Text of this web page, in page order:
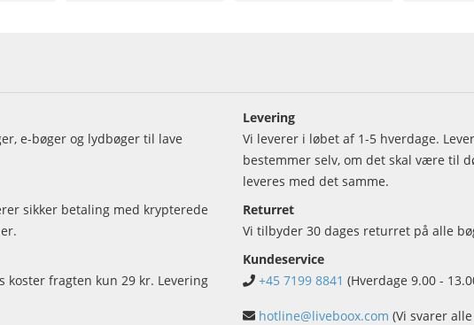
e-bøger og lydbøger til lave
sikker betaling med krypterede
koster fragten kun 29 kr. Levering
Levering
Vi leverer i løbet af 1-5 hverdage.
bestemmer selv, om det skal være til
leveres med det samme.
Returret
Vi tilbyder 30 dages returret på alle
Kundeservice
+45 7199 8841 (Hverdage 9.00 -
hotline@liveboox.com (Vi svarer